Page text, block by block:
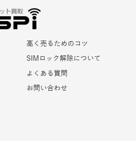
高く売るためのコツ
SIMロック解除について
よくある質問
お問い合わせ